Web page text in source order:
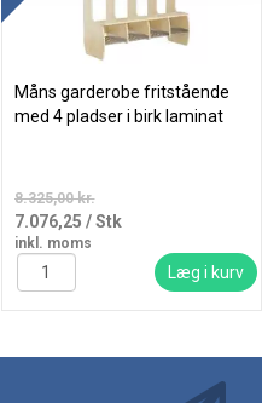
Måns garderobe fritstående
med 4 pladser i birk laminat
8.325,00 kr.
7.076,25 / Stk
inkl. moms
Læg i kurv